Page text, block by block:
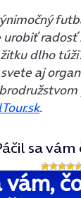
urobiť
dlho
aj
.
sa vám
vám,